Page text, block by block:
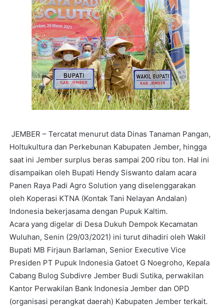
JEMBER – Tercatat menurut data Dinas Tanaman Pangan,
Holtukultura dan Perkebunan Kabupaten Jember, hingga
saat ini Jember surplus beras sampai 200 ribu ton. Hal ini
disampaikan oleh Bupati Hendy Siswanto dalam acara
Panen Raya Padi Agro Solution yang diselenggarakan
oleh Koperasi KTNA (Kontak Tani Nelayan Andalan)
Indonesia bekerjasama dengan Pupuk Kaltim.
Acara yang digelar di Desa Dukuh Dempok Kecamatan
Wuluhan, Senin (29/03/2021) ini turut dihadiri oleh Wakil
Bupati MB Firjaun Barlaman, Senior Executive Vice
Presiden PT Pupuk Indonesia Gatoet G Noegroho, Kepala
Cabang Bulog Subdivre Jember Budi Sutika, perwakilan
Kantor Perwakilan Bank Indonesia Jember dan OPD
(organisasi perangkat daerah) Kabupaten Jember terkait.